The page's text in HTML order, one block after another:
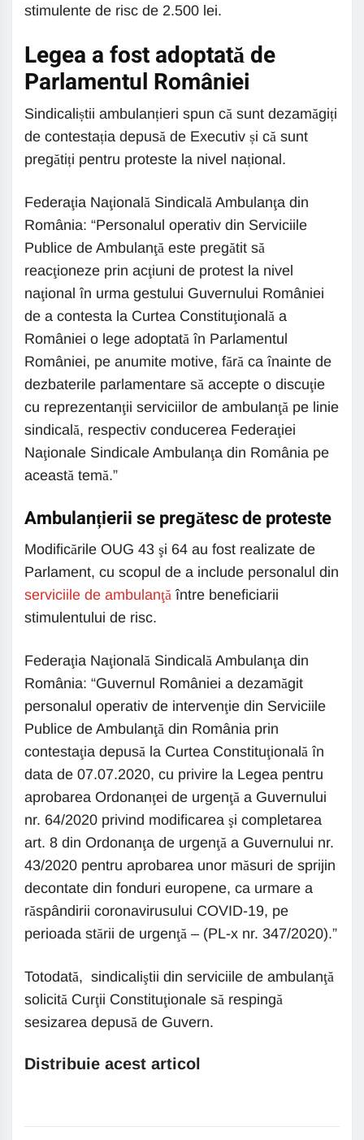
stimulente de risc de 2.500 lei.
Legea a fost adoptată de
Parlamentul României
Sindicaliștii ambulanțieri spun că sunt dezamăgiți
de contestația depusă de Executiv și că sunt
pregătiți pentru proteste la nivel național.
Federaţia Naţională Sindicală Ambulanţa din
România: “Personalul operativ din Serviciile
Publice de Ambulanţă este pregătit să
reacţioneze prin acţiuni de protest la nivel
naţional în urma gestului Guvernului României
de a contesta la Curtea Constituţională a
României o lege adoptată în Parlamentul
României, pe anumite motive, fără ca înainte de
dezbaterile parlamentare să accepte o discuţie
cu reprezentanţii serviciilor de ambulanţă pe linie
sindicală, respectiv conducerea Federaţiei
Naţionale Sindicale Ambulanţa din România pe
această temă.”
Ambulanțierii se pregătesc de proteste
Modificările OUG 43 şi 64 au fost realizate de
Parlament, cu scopul de a include personalul din
serviciile de ambulanţă între beneficiarii
stimulentului de risc.
Federaţia Naţională Sindicală Ambulanţa din
România: “Guvernul României a dezamăgit
personalul operativ de intervenţie din Serviciile
Publice de Ambulanţă din România prin
contestaţia depusă la Curtea Constituţională în
data de 07.07.2020, cu privire la Legea pentru
aprobarea Ordonanţei de urgenţă a Guvernului
nr. 64/2020 privind modificarea şi completarea
art. 8 din Ordonanţa de urgenţă a Guvernului nr.
43/2020 pentru aprobarea unor măsuri de sprijin
decontate din fonduri europene, ca urmare a
răspândirii coronavirusului COVID-19, pe
perioada stării de urgenţă – (PL-x nr. 347/2020).”
Totodată, sindicaliştii din serviciile de ambulanţă
solicită Curţii Constituţionale să respingă
sesizarea depusă de Guvern.
Distribuie acest articol